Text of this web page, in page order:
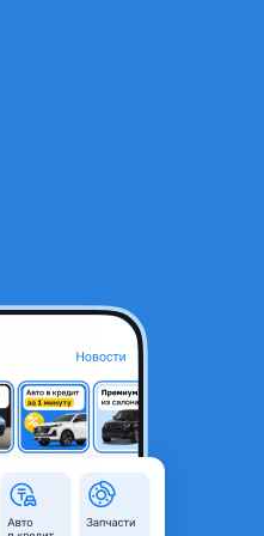
Алматы, Алматинская